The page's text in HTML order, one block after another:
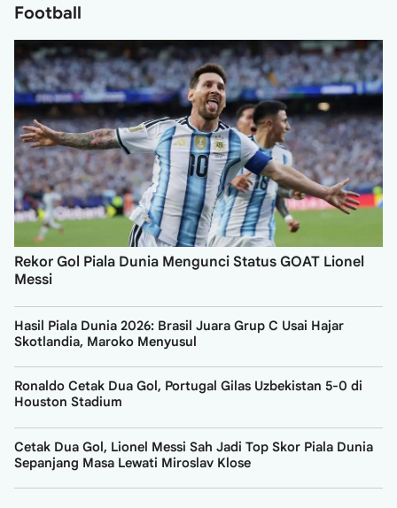
Football
Rekor Gol Piala Dunia Mengunci Status GOAT Lionel
Messi
Hasil Piala Dunia 2026: Brasil Juara Grup C Usai Hajar
Skotlandia, Maroko Menyusul
Ronaldo Cetak Dua Gol, Portugal Gilas Uzbekistan 5-0 di
Houston Stadium
Cetak Dua Gol, Lionel Messi Sah Jadi Top Skor Piala Dunia
Sepanjang Masa Lewati Miroslav Klose